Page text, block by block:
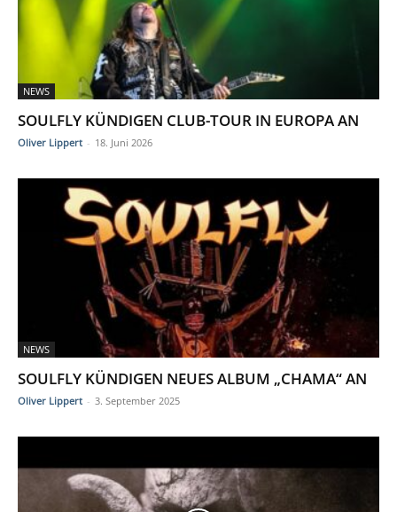
NEWS
SOULFLY KÜNDIGEN CLUB-TOUR IN EUROPA AN
Oliver Lippert - 18. Juni 2026
NEWS
SOULFLY KÜNDIGEN NEUES ALBUM „CHAMA“ AN
Oliver Lippert - 3. September 2025